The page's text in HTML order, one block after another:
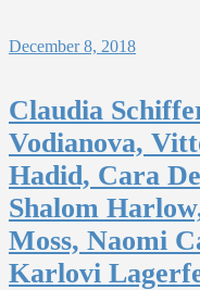
December 8, 2018
Claudia
Vodianova,
Hadid, Cara
Shalom
Moss, Naomi
Karlovi